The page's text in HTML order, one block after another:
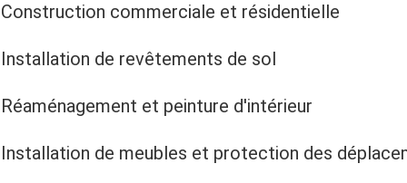
Construction commerciale et résidentielle
Installation de revêtements de sol
Réaménagement et peinture d'intérieur
Installation de meubles et protection des